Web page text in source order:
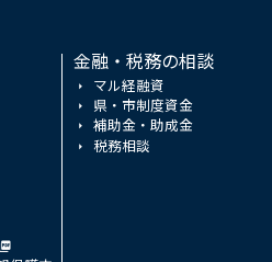
金融・税務の相談
マル経融資
県・市制度資金
補助金・助成金
税務相談